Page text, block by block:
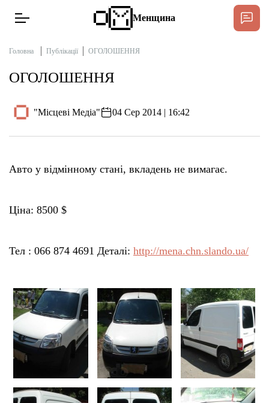
Тендери
Довідник
Контакти
Рекламні прайси
Менщина
Головна Публікації ОГОЛОШЕННЯ
ОГОЛОШЕННЯ
"Місцеві Медіа" 04 Сер 2014 | 16:42
Авто у відмінному стані, вкладень не вимагає.
Ціна: 8500 $
Тел : 066 874 4691 Деталі: http://mena.chn.slando.ua/